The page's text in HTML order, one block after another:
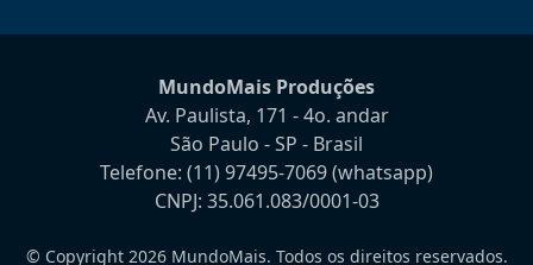
MundoMais Produções
Av. Paulista, 171 - 4o. andar
São Paulo - SP - Brasil
Telefone: (11) 97495-7069(whatsapp)
CNPJ: 35.061.083/0001-03
© Copyright 2026 MundoMais. Todos os direitos reservados.